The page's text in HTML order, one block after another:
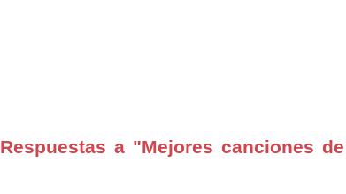
Respuestas a "Mejores canciones